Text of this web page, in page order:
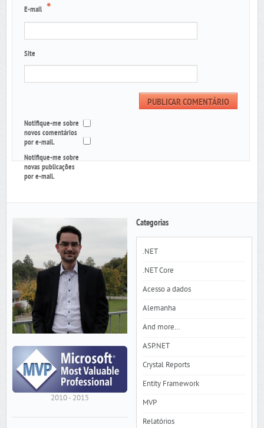
E-mail *
Site
Notifique-me sobre
novos comentários
por e-mail.
Notifique-me sobre
novas publicações
por e-mail.
2010 - 2015
Categorias
.NET
.NET Core
Acesso a dados
Alemanha
And more…
ASP.NET
Crystal Reports
Entity Framework
MVP
Relatórios